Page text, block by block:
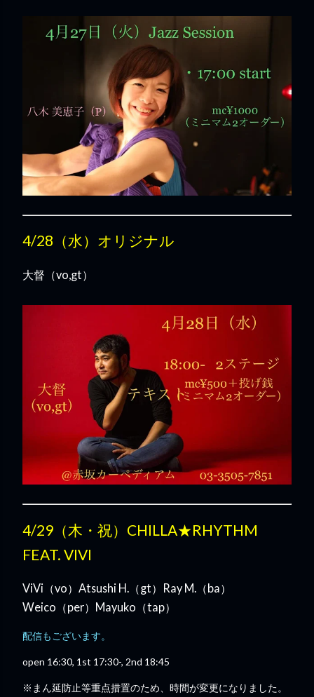
4/28（水）オリジナル
大督（vo,gt）
4/29（木・祝）CHILLA★RHYTHM
FEAT. VIVI
ViVi（vo）Atsushi H.（gt）Ray M.（ba）
Weico（per）Mayuko（tap）
配信もございます。
open 16:30, 1st 17:30-, 2nd 18:45
※まん延防止等重点措置のため、時間が変更になりました。